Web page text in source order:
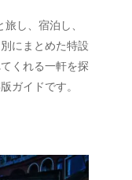
し、宿泊し、
にまとめた特設
くれる一軒を探
ガイドです。